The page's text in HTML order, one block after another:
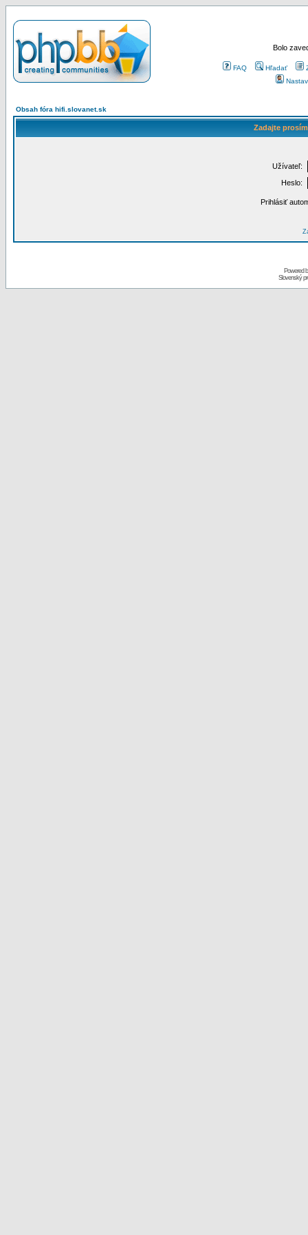
Bolo
FAQ Hľadať
Obsah fóra hifi.slovanet.sk
Zadajte
Užívateľ:
Heslo:
Prihlásiť
Powered
Slovenský